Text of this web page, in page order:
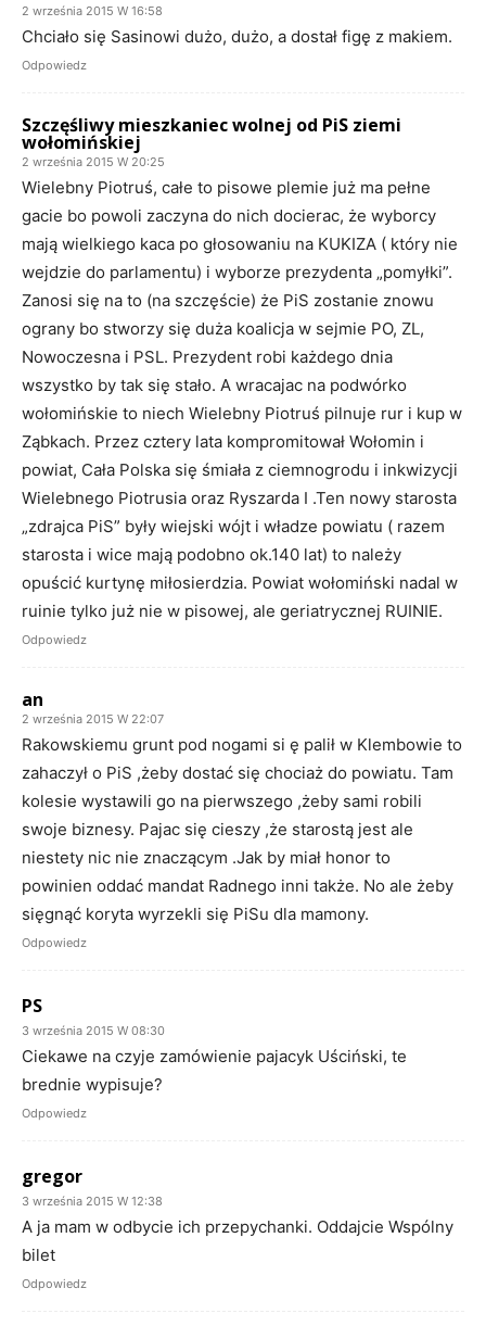
2 września 2015 W 16:58
Chciało się Sasinowi dużo, dużo, a dostał figę z makiem.
Odpowiedz
Szczęśliwy mieszkaniec wolnej od PiS ziemi
wołomińskiej
2 września 2015 W 20:25
Wielebny Piotruś, całe to pisowe plemie już ma pełne
gacie bo powoli zaczyna do nich docierac, że wyborcy
mają wielkiego kaca po głosowaniu na KUKIZA ( który nie
wejdzie do parlamentu) i wyborze prezydenta „pomyłki”.
Zanosi się na to (na szczęście) że PiS zostanie znowu
ograny bo stworzy się duża koalicja w sejmie PO, ZL,
Nowoczesna i PSL. Prezydent robi każdego dnia
wszystko by tak się stało. A wracajac na podwórko
wołomińskie to niech Wielebny Piotruś pilnuje rur i kup w
Ząbkach. Przez cztery lata kompromitował Wołomin i
powiat, Cała Polska się śmiała z ciemnogrodu i inkwizycji
Wielebnego Piotrusia oraz Ryszarda I .Ten nowy starosta
„zdrajca PiS” były wiejski wójt i władze powiatu ( razem
starosta i wice mają podobno ok.140 lat) to należy
opuścić kurtynę miłosierdzia. Powiat wołomiński nadal w
ruinie tylko już nie w pisowej, ale geriatrycznej RUINIE.
Odpowiedz
an
2 września 2015 W 22:07
Rakowskiemu grunt pod nogami si ę palił w Klembowie to
zahaczył o PiS ,żeby dostać się chociaż do powiatu. Tam
kolesie wystawili go na pierwszego ,żeby sami robili
swoje biznesy. Pajac się cieszy ,że starostą jest ale
niestety nic nie znaczącym .Jak by miał honor to
powinien oddać mandat Radnego inni także. No ale żeby
sięgnąć koryta wyrzekli się PiSu dla mamony.
Odpowiedz
PS
3 września 2015 W 08:30
Ciekawe na czyje zamówienie pajacyk Uściński, te
brednie wypisuje?
Odpowiedz
gregor
3 września 2015 W 12:38
A ja mam w odbycie ich przepychanki. Oddajcie Wspólny
bilet
Odpowiedz